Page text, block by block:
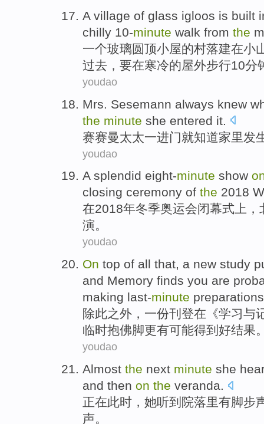
A village of glass igloos is built
chilly 10-minute walk from the
一个玻璃圆顶小屋的村落建在小
过去，要在寒冷的屋外步行10分
youdao
Mrs. Sesemann always knew
the minute she entered it
赛赛曼太太一进门就知道家里发
youdao
A splendid eight-minute show
closing ceremony of the 2018
在2018年冬季奥运会闭幕式 上，
演。
youdao
On top of all that, a new study
and Memory finds you are
making last-minute
除此之外 ， 一份刊登在 《学习与
临时抱佛脚更有可能得到好结果
youdao
Almost the next minute she
and then on the veranda.
正在此时， 她听到 院落里有脚步
声。